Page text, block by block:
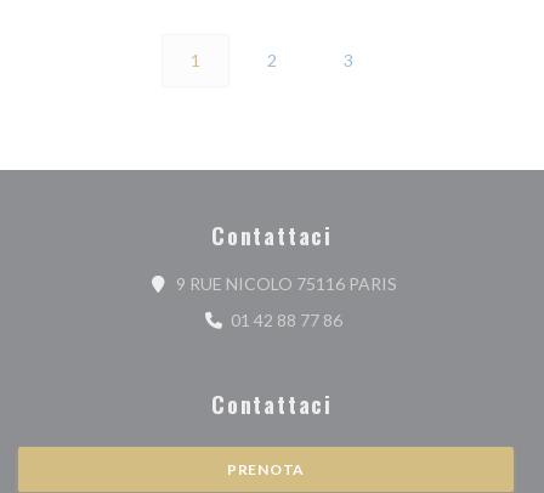
1 2 3
Contattaci
9 RUE NICOLO 75116 PARIS((apre una nuova
01 42 88 77 86
Contattaci
PRENOTA